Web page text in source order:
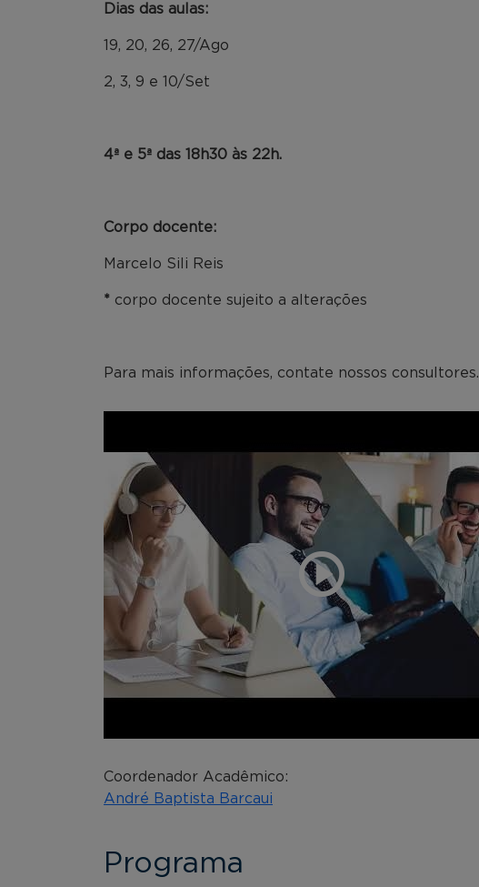
Dias das aulas:
19, 20, 26, 27/Ago
2, 3, 9 e 10/Set
4ª e 5ª das 18h30 às 22h.
Corpo docente:
Marcelo Sili Reis
* corpo docente sujeito a alterações
Para mais informações, contate nossos consultores.
Coordenador Acadêmico:
André Baptista Barcaui
Programa